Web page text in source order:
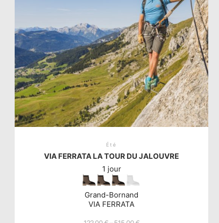
Été
VIA FERRATA LA TOUR DU JALOUVRE
1 jour
Grand-Bornand
VIA FERRATA